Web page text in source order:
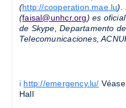
(http://cooperation.mae.lu).
(faisal@unhcr.org) es
de Skype, Departamento
Telecomunicaciones,
i http://emergency.lu/
Hall